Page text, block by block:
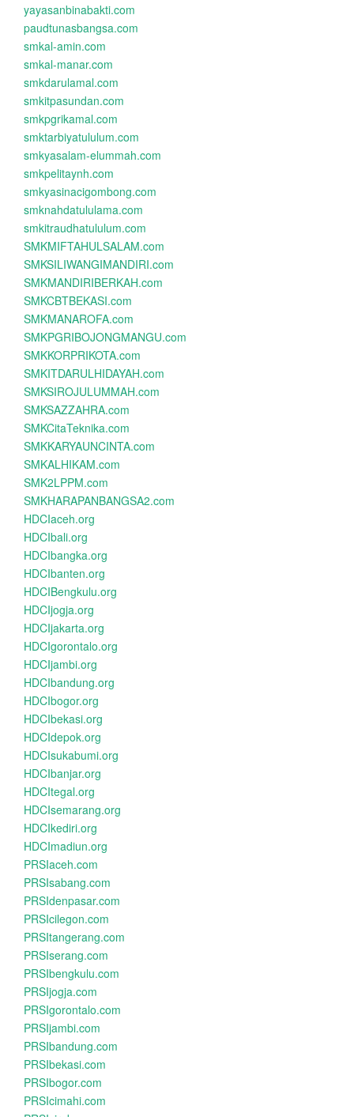
yayasanbinabakti.com
paudtunasbangsa.com
smkal-amin.com
smkal-manar.com
smkdarulamal.com
smkitpasundan.com
smkpgrikamal.com
smktarbiyatululum.com
smkyasalam-elummah.com
smkpelitaynh.com
smkyasinacigombong.com
smknahdatululama.com
smkitraudhatululum.com
SMKMIFTAHULSALAM.com
SMKSILIWANGIMANDIRI.com
SMKMANDIRIBERKAH.com
SMKCBTBEKASI.com
SMKMANAROFA.com
SMKPGRIBOJONGMANGU.com
SMKKORPRIKOTA.com
SMKITDARULHIDAYAH.com
SMKSIROJULUMMAH.com
SMKSAZZAHRA.com
SMKCitaTeknika.com
SMKKARYAUNCINTA.com
SMKALHIKAM.com
SMK2LPPM.com
SMKHARAPANBANGSA2.com
HDCIaceh.org
HDCIbali.org
HDCIbangka.org
HDCIbanten.org
HDCIBengkulu.org
HDCIjogja.org
HDCIjakarta.org
HDCIgorontalo.org
HDCIjambi.org
HDCIbandung.org
HDCIbogor.org
HDCIbekasi.org
HDCIdepok.org
HDCIsukabumi.org
HDCIbanjar.org
HDCItegal.org
HDCIsemarang.org
HDCIkediri.org
HDCImadiun.org
PRSIaceh.com
PRSIsabang.com
PRSIdenpasar.com
PRSIcilegon.com
PRSItangerang.com
PRSIserang.com
PRSIbengkulu.com
PRSIjogja.com
PRSIgorontalo.com
PRSIjambi.com
PRSIbandung.com
PRSIbekasi.com
PRSIbogor.com
PRSIcimahi.com